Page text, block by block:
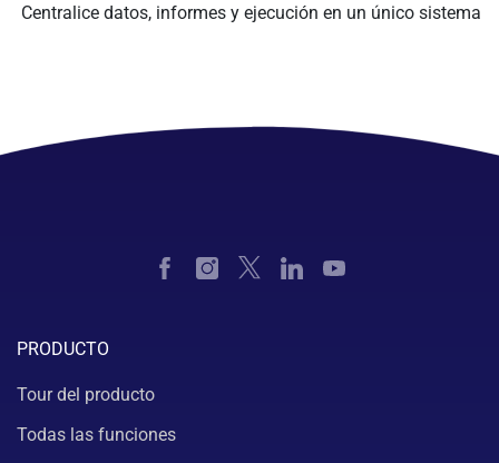
Centralice datos, informes y ejecución en un único sistema
PRODUCTO
Tour del producto
Todas las funciones